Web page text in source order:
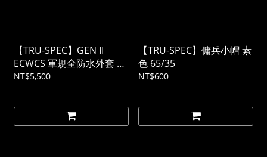
【TRU-SPEC】GEN II
ECWCS 軍規全防水外套 美
軍極地防寒系統裝備 素色
NT$5,500
【TRU-SPEC】傭兵小帽 素
色 65/35
NT$600